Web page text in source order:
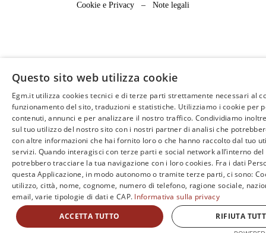
Cookie e Privacy – Note legali
Questo sito web utilizza cookie
Egm.it utilizza cookies tecnici e di terze parti strettamente necessari al
funzionamento del sito, traduzioni e statistiche. Utilizziamo i cookie per
contenuti, annunci e per analizzare il nostro traffico. Condividiamo
sul tuo utilizzo del nostro sito con i nostri partner di analisi che
con altre informazioni che hai fornito loro o che hanno raccolto dal tuo
servizi. Quando interagisci con terze parti e social network all’interno
potrebbero tracciare la tua navigazione con i loro cookies. Fra i dati
questa Applicazione, in modo autonomo o tramite terze parti, ci sono:
utilizzo, città, nome, cognome, numero di telefono, ragione sociale,
email, varie tipologie di dati e CAP. Informativa sulla privacy
ACCETTA TUTTO
RIFIUTA